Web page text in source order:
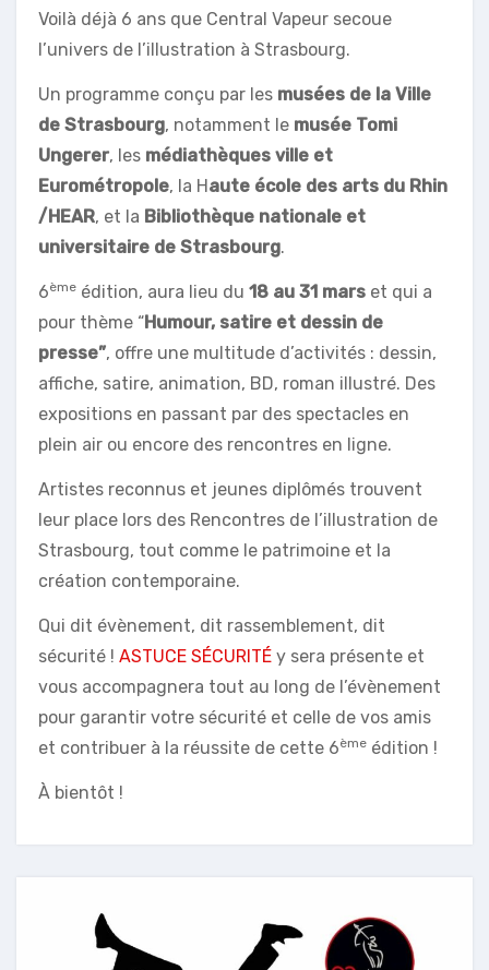
Voilà déjà 6 ans que Central Vapeur secoue
l’univers de l’illustration à Strasbourg.
Un programme conçu par les musées de la Ville
de Strasbourg, notamment le musée Tomi
Ungerer, les médiathèques ville et
Eurométropole, la Haute école des arts du Rhin
/HEAR, et la Bibliothèque nationale et
universitaire de Strasbourg.
6ème édition, aura lieu du 18 au 31 mars et qui a
pour thème “Humour, satire et dessin de
presse”, offre une multitude d’activités : dessin,
affiche, satire, animation, BD, roman illustré. Des
expositions en passant par des spectacles en
plein air ou encore des rencontres en ligne.
Artistes reconnus et jeunes diplômés trouvent
leur place lors des Rencontres de l’illustration de
Strasbourg, tout comme le patrimoine et la
création contemporaine.
Qui dit évènement, dit rassemblement, dit
sécurité ! ASTUCE SÉCURITÉ y sera présente et
vous accompagnera tout au long de l’évènement
pour garantir votre sécurité et celle de vos amis
et contribuer à la réussite de cette 6ème édition !
À bientôt !